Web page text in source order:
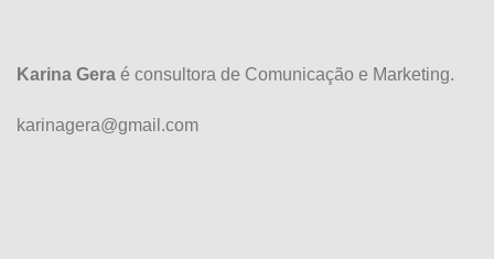
Karina Gera é consultora de Comunicação e Marketing.
karinagera@gmail.com